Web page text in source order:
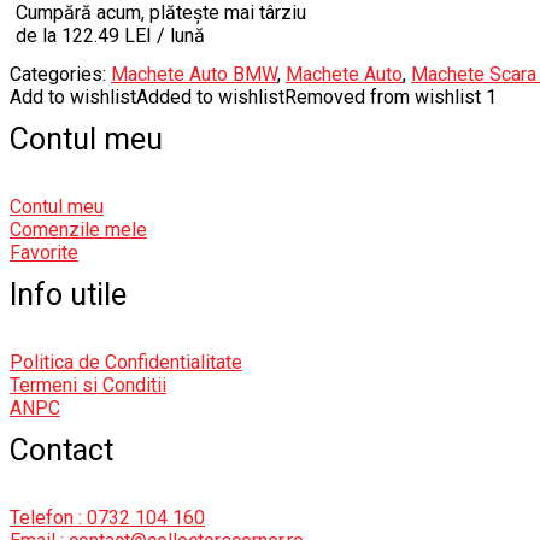
Cumpără acum, plătește mai târziu
de la 122.49 LEI / lună
Categories: Machete Auto BMW, Machete Auto, Machete Scara
Add to wishlistAdded to wishlistRemoved from wishlist 1
Contul meu
Contul meu
Comenzile mele
Favorite
Info utile
Politica de Confidentialitate
Termeni si Conditii
ANPC
Contact
Telefon : 0732 104 160